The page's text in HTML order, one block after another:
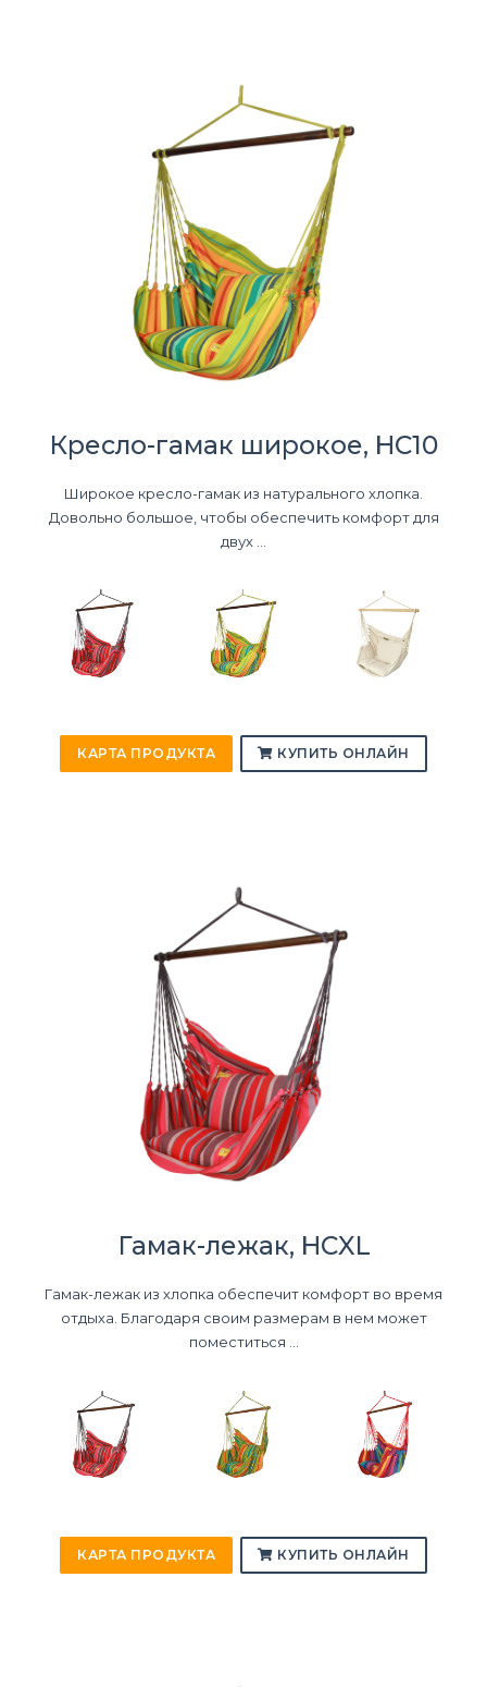
Кресло-гамак широкое, HC10
Широкое кресло-гамак из натурального хлопка.
Довольно большое, чтобы обеспечить комфорт для
двух ...
КАРТА ПРОДУКТА КУПИТЬ ОНЛАЙН
Гамак-лежак, HCXL
Гамак-лежак из хлопка обеспечит комфорт во время
отдыха. Благодаря своим размерам в нем может
поместиться ...
КАРТА ПРОДУКТА КУПИТЬ ОНЛАЙН